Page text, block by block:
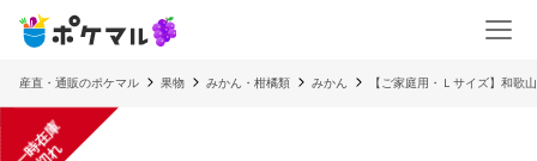
産直・通販のポケマル 果物 みかん・柑橘類 みかん 【ご家庭用・Ｌサイズ】和
一
在
庫
切